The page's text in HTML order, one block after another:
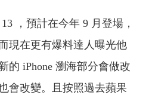
，預計在今年 9 月登場，
現在更有爆料達人曝光他
的 iPhone 瀏海部分會做改
會改變。且按照過去蘋果